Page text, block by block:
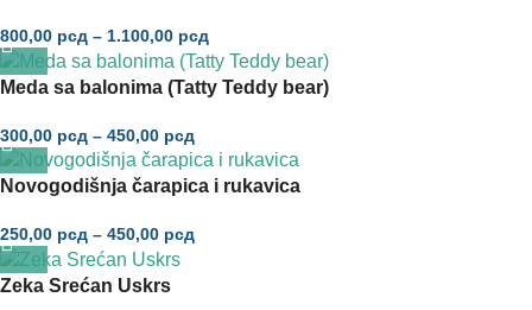
800,00 рсд – 1.100,00 рсд
Meda sa balonima (Tatty Teddy bear)
300,00 рсд – 450,00 рсд
Novogodišnja čarapica i rukavica
250,00 рсд – 450,00 рсд
Zeka Srećan Uskrs